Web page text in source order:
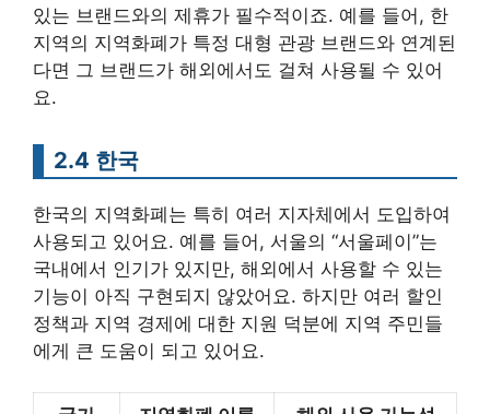
있는 브랜드와의 제휴가 필수적이죠. 예를 들어, 한
지역의 지역화폐가 특정 대형 관광 브랜드와 연계된
다면 그 브랜드가 해외에서도 걸쳐 사용될 수 있어
요.
2.4 한국
한국의 지역화폐는 특히 여러 지자체에서 도입하여
사용되고 있어요. 예를 들어, 서울의 “서울페이”는
국내에서 인기가 있지만, 해외에서 사용할 수 있는
기능이 아직 구현되지 않았어요. 하지만 여러 할인
정책과 지역 경제에 대한 지원 덕분에 지역 주민들
에게 큰 도움이 되고 있어요.